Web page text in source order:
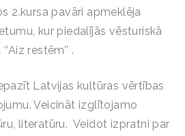
2.kursa pavāri apmeklēja
kur piedalījās vēsturiskā
restēm’’ .
Latvijas kultūras vērtības
Veicināt izglītojamo
literatūru. Veidot izpratni par